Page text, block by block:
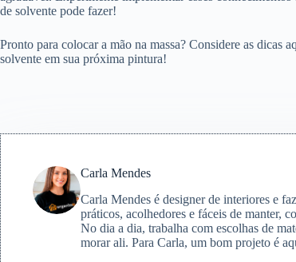
de solvente pode fazer!
Pronto para colocar a mão na massa? Considere as dicas
solvente em sua próxima pintura!
Carla Mendes
Carla Mendes é designer de interiores e
práticos, acolhedores e fáceis de manter,
No dia a dia, trabalha com escolhas de
morar ali. Para Carla, um bom projeto é